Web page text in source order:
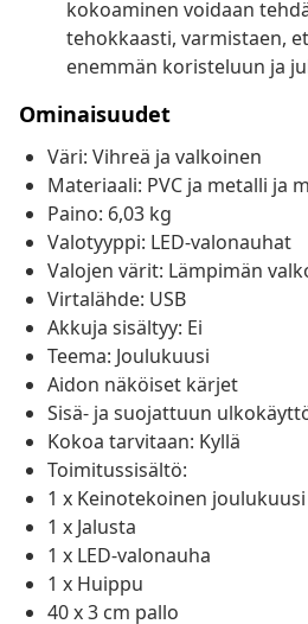
kokoaminen voidaan
tehokkaasti, varmistaen,
enemmän koristeluun ja
Ominaisuudet
Väri: Vihreä ja valkoinen
Materiaali: PVC ja metalli ja
Paino: 6,03 kg
Valotyyppi: LED-valonauhat
Valojen värit: Lämpimän
Virtalähde: USB
Akkuja sisältyy: Ei
Teema: Joulukuusi
Aidon näköiset kärjet
Sisä- ja suojattuun
Kokoa tarvitaan: Kyllä
Toimitussisältö:
1 x Keinotekoinen joulukuusi
1 x Jalusta
1 x LED-valonauha
1 x Huippu
40 x 3 cm pallo